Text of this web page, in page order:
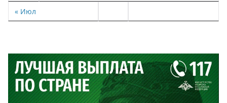
« Июл